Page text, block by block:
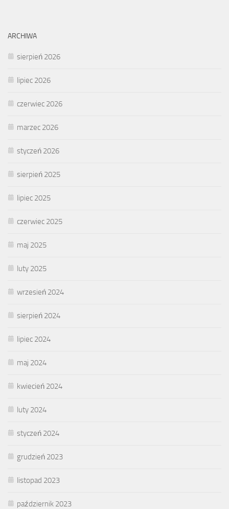
ARCHIWA
sierpień 2026
lipiec 2026
czerwiec 2026
marzec 2026
styczeń 2026
sierpień 2025
lipiec 2025
czerwiec 2025
maj 2025
luty 2025
wrzesień 2024
sierpień 2024
lipiec 2024
maj 2024
kwiecień 2024
luty 2024
styczeń 2024
grudzień 2023
listopad 2023
październik 2023